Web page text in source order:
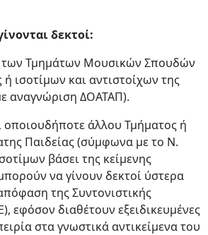
δεκτοί:
των Τμημάτων Μουσικών Σπουδών
ισοτίμων και αντιστοίχων της
αναγνώριση ΔΟΑΤΑΠ).
οποιουδήποτε άλλου Τμήματος ή
Παιδείας (σύμφωνα με το Ν.
βάσει της κείμενης
να γίνουν δεκτοί ύστερα
της Συντονιστικής
εφόσον διαθέτουν εξειδικευμένες
στα γνωστικά αντικείμενα του